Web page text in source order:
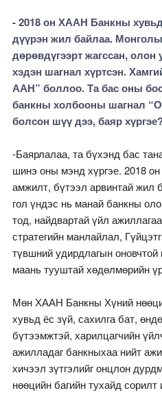
- 2018 он ХААН Банкны
дүүрэн жил байлаа.
дөрөвдүгээрт жагссан,
хэдэн шагнал хүртсэн.
ААН” боллоо. Та бас оны
банкны холбооны шагнал
болсон шүү дээ, баяр
-Баярлалаа, та бүхэнд бас
шинэ оны мэнд хүргэе. 2018
амжилт, бүтээл арвинтай жил
гол үндэс нь манай банкны
тод, найдвартай үйл
стратегийн манлайлал,
түвшний удирдлагын
маань тууштай хөдөлмөрийн
Мөн ХААН Банкны Хүний
хувьд ёс зүй, сахилга бат,
бүтээмжтэй, харилцагчийн
ажилладаг банкныхаа нийт
хичээл зүтгэлийг онцлон
нөөцийн багийн тухайд